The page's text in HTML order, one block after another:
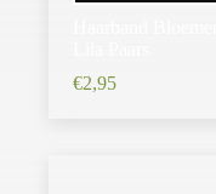
€2,95